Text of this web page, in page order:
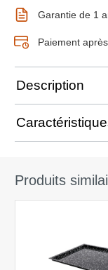
Garantie de 1
Paiement
Description
Produits